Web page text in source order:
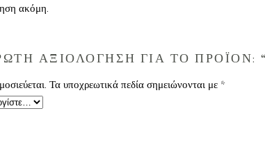
ακόμη.
ΑΞΙΟΛΟΓΗΣΗ ΓΙΑ ΤΟ ΠΡΟΪΟΝ:
Τα υποχρεωτικά πεδία σημειώνονται με *